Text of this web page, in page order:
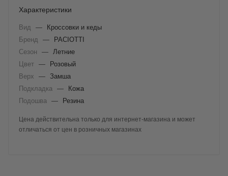
Характеристики
Вид —
Кроссовки и кеды
Бренд
—
PACIOTTI
Сезон
—
Летние
Цвет —
Розовый
Верх
— Замша
Подкладка
—
Кожа
Подошва
— Резина
Цена действительна только для интернет-магазина и может
отличаться от цен в розничных магазинах